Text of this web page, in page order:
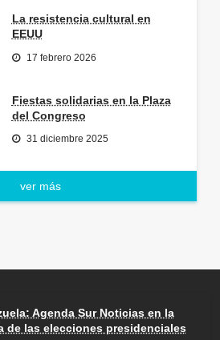
La resistencia cultural en
EEUU
17 febrero 2026
Fiestas solidarias en la Plaza
del Congreso
31 diciembre 2025
ver más
Agenda Sur Noticias en la
de las elecciones presidenciales